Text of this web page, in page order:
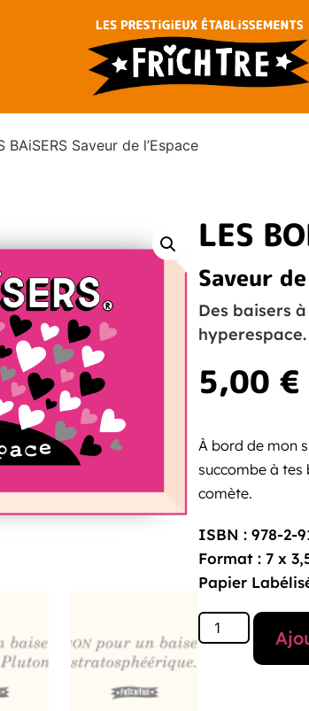
BAiSERS Saveur de l’Espace
LES
Saveur
Des baisers
hyperespace.
5,00 €
À bord de mon
succombe à tes
comète.
ISBN : 978-2-
Format : 7 x
Papier